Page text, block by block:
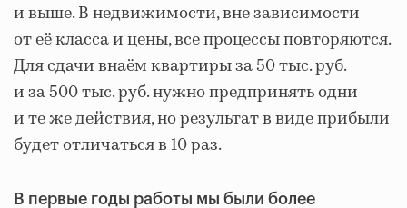
и выше. В недвижимости, вне зависимости
от её класса и цены, все процессы повторяются.
Для сдачи внаём квартиры за 50 тыс. руб.
и за 500 тыс. руб. нужно предпринять одни
и те же действия, но результат в виде прибыли
будет отличаться в 10 раз.
В первые годы работы мы были более